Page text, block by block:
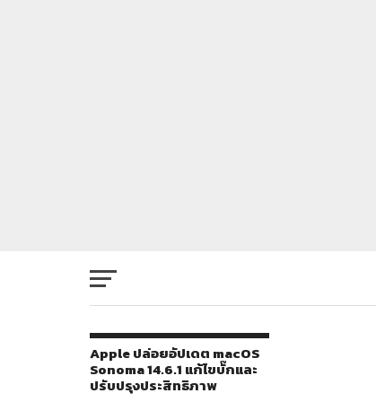
Apple ปล่อยอัปเดต macOS
Sonoma 14.6.1 แก้ไขบั๊กและ
ปรับปรุงประสิทธิภาพ